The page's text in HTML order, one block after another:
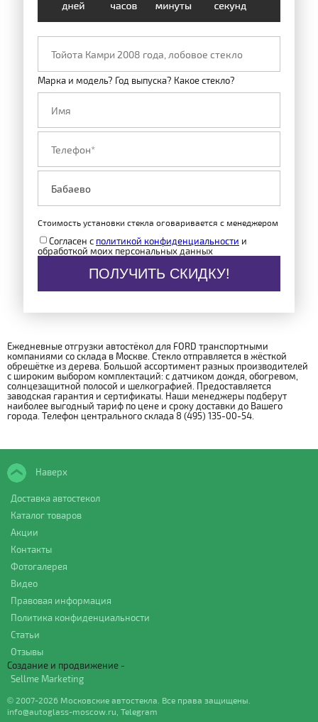
Марка и модель? Год выпуска? Какое стекло?
Стоимость установки стекла оговаривается с менеджером
Согласен с политикой конфиденциальности и
обработкой моих персональных данных
ПОЛУЧИТЬ СКИДКУ!
Ежедневные отгрузки автостёкол для FORD транспортными
компаниями со склада в Москве. Стекло отправляется в жёсткой
обрешётке из дерева. Большой ассортимент разных производителей
с широким выбором комплектаций: с датчиком дождя, обогревом,
солнцезащитной полосой и шелкографией. Предоставляется
заводская гарантия и сертификаты. Наши менеджеры подберут
наиболее выгодный тариф по цене и сроку доставки до Вашего
города. Телефон центрального склада 8 (495) 135-00-54.
Наверх
Доставка автостекол
Каталог товаров
Акции
Контакты
Фотогалерея
Видео
Правовая информация
Политика конфиденциальности
Статьи
Отзывы
Создание и продвижение -
Sellme Marketing
© 2007-2026 Московские автостекла. Все права защищены.
info@autoglass-moscow.ru Telegram